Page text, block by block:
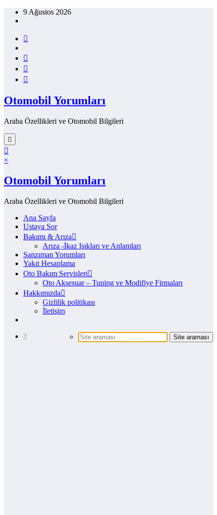
İçeriğe9 Ağustos 2026
Otomobil Yorumları
Araba Özellikleri ve Otomobil Bilgileri
×
Otomobil Yorumları
Araba Özellikleri ve Otomobil Bilgileri
Ana Sayfa
Ustaya Sor
Bakımı & Arıza
Arıza -İkaz Işıkları ve Anlamları
Şanzıman Yorumları
Yakıt Hesaplama
Oto Bakım Servisleri
Oto Aksesuar – Tuning ve Modifiye Firmaları
Hakkımızda
Gizlilik politikası
İletişim